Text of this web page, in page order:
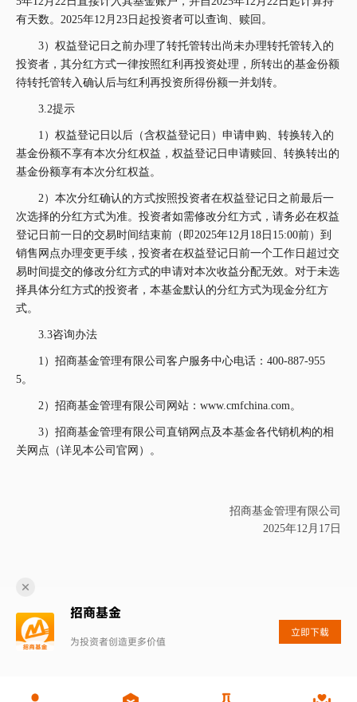
有天数。2025年12月23日起投资者可以查询、赎回。
3）权益登记日之前办理了转托管转出尚未办理转托管转入的
投资者，其分红方式一律按照红利再投资处理，所转出的基金份额
待转托管转入确认后与红利再投资所得份额一并划转。
3.2提示
1）权益登记日以后（含权益登记日）申请申购、转换转入的
基金份额不享有本次分红权益，权益登记日申请赎回、转换转出的
基金份额享有本次分红权益。
2）本次分红确认的方式按照投资者在权益登记日之前最后一
次选择的分红方式为准。投资者如需修改分红方式，请务必在权益
登记日前一日的交易时间结束前（即2025年12月18日15:00前）到
销售网点办理变更手续，投资者在权益登记日前一个工作日超过交
易时间提交的修改分红方式的申请对本次收益分配无效。对于未选
择具体分红方式的投资者，本基金默认的分红方式为现金分红方
式。
3.3咨询办法
1）招商基金管理有限公司客户服务中心电话：400-887-955
5。
2）招商基金管理有限公司网站：www.cmfchina.com。
3）招商基金管理有限公司直销网点及本基金各代销机构的相
关网点（详见本公司官网）。
招商基金管理有限公司
2025年12月 17 日
招商基金
为投资者创造更多价值
立即下载